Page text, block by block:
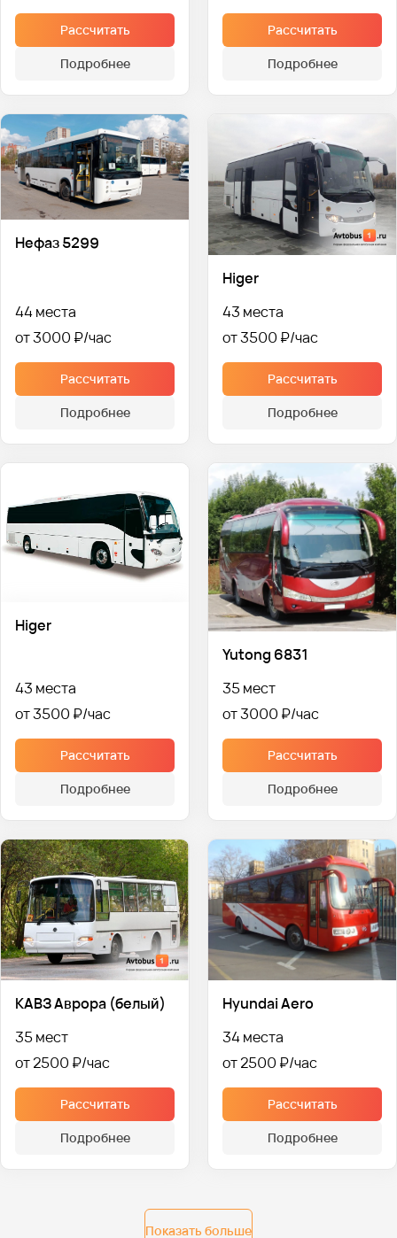
Рассчитать
Подробнее
Рассчитать
Подробнее
Нефаз 5299
44 места
от 3000 ₽
Рассчитать
Подробнее
Higer
43 места
от 3500 ₽
Рассчитать
Подробнее
Higer
43 места
от 3500 ₽
Рассчитать
Подробнее
Yutong 6831
35 мест
от 3000 ₽
Рассчитать
Подробнее
КАВЗ Аврора (белый)
35 мест
от 2500 ₽
Рассчитать
Подробнее
Hyundai Aero
34 места
от 2500 ₽
Рассчитать
Подробнее
Показать больше